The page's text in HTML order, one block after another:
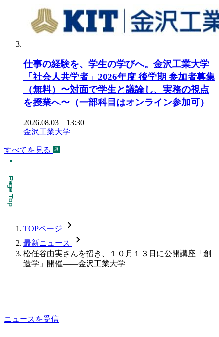
仕事の経験を、学生の学びへ。金沢工業大学
「社会人共学者」2026年度 後学期 参加者募集
（無料）〜対面で学生と議論し、実務の視点
を授業へ〜（一部科目はオンライン参加可）
2026.08.03 13:30
金沢工業大学
すべてを見る
TOPページ chevron_forward
最新ニュース chevron_forward
松任谷由実さんを招き、１０月１３日に公開講座「創
造学」開催――金沢工業大学
ニュースを受信